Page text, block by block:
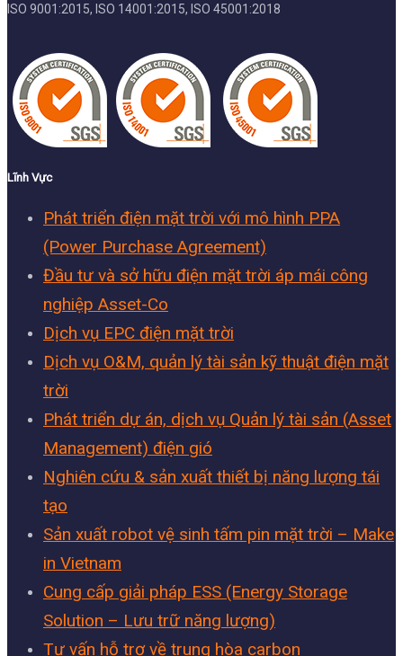
ISO 9001:2015, ISO 14001:2015, ISO 45001:2018
Lĩnh Vực
Phát triển điện mặt trời với mô hình PPA
(Power Purchase Agreement)
Đầu tư và sở hữu điện mặt trời áp mái công
nghiệp Asset-Co
Dịch vụ EPC điện mặt trời
Dịch vụ O&M, quản lý tài sản kỹ thuật điện mặt
trời
Phát triển dự án, dịch vụ Quản lý tài sản (Asset
Management) điện gió
Nghiên cứu & sản xuất thiết bị năng lượng tái
tạo
Sản xuất robot vệ sinh tấm pin mặt trời – Make
in Vietnam
Cung cấp giải pháp ESS (Energy Storage
Solution – Lưu trữ năng lượng)
Tư vấn hỗ trợ về trung hòa carbon